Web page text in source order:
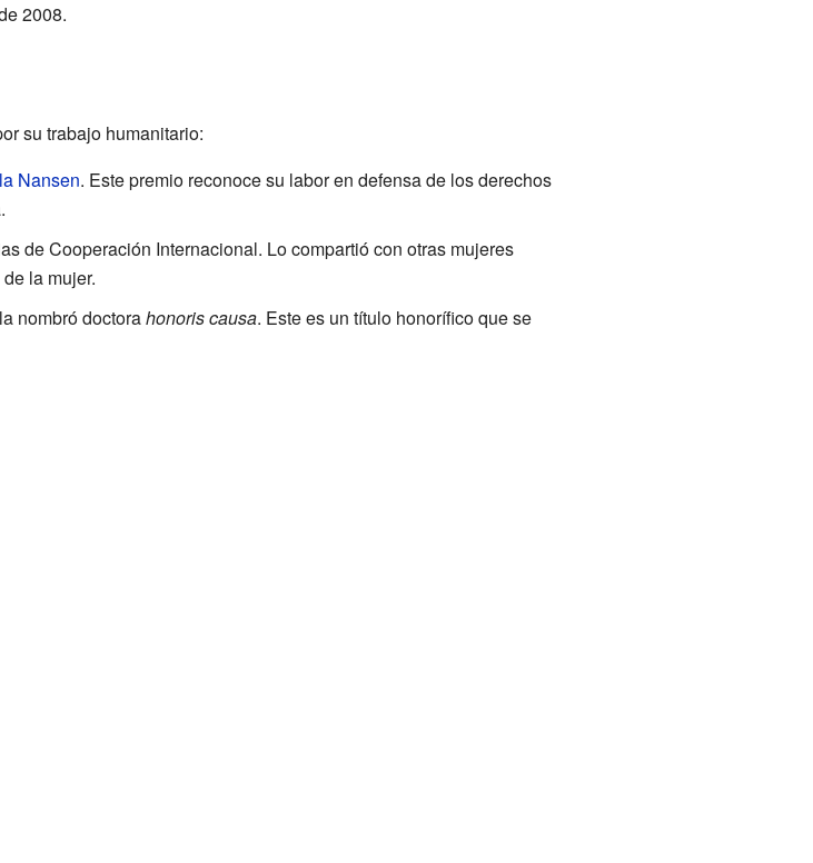
2008.
su trabajo humanitario:
Nansen. Este premio reconoce su labor en defensa de los derechos
de Cooperación Internacional. Lo compartió con otras mujeres
la mujer.
nombró doctorahonoris causa. Este es un título honorífico que se